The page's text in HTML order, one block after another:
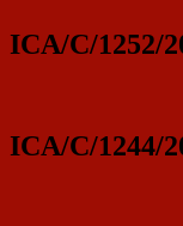
ICA/C/1252/
ICA/C/1244/